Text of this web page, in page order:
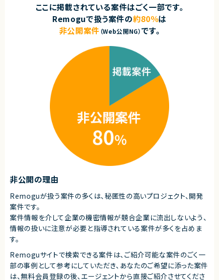
★ PHPレガシー刷新を設計からリードできる案件です
★ DDD・クリーンアーキテクチャを実践できる環境です
★ APIリプレイスの中核として長期参画可能です
・製造業における業務知識
生産管理／在庫管理／品質管理いずれか
・SQLを用いた開発経験
・Java／.NET等、何らかのプログラミング経験
・要件定義〜設計フェーズの実務経験
・SAPなどERPとのシステム連携経験
・グローバル案件への参画経験
・AWS／Azureなどクラウド環境の知見
・BIツールを用いたデータ分析・可視化の経験
業務委託(準委任契約)
★ 要件定義から設計・導入まで一貫して関われ、MES領域の専門性をさら
に高められます
★ 基幹システム連携やデータ連携の経験を積みたい方に最適です
ここに掲載されている案件はごく一部です。
Remoguで扱う案件の約80％は
非公開案件 （Web公開NG）です。
非公開の理由
Remoguが扱う案件の多くは、秘匿性の高いプロジェクト、開発
案件です。
案件情報を介して企業の機密情報が競合企業に流出しないよう、
情報の扱いに注意が必要と指導されている案件が多くを占めま
す。
Remoguサイトで検索できる案件は、ご紹介可能な案件のごく一
部の事例として参考にしていただき、 あなたのご希望に添った案件
は、無料会員登録の後、エージェントから直接ご紹介させてくださ